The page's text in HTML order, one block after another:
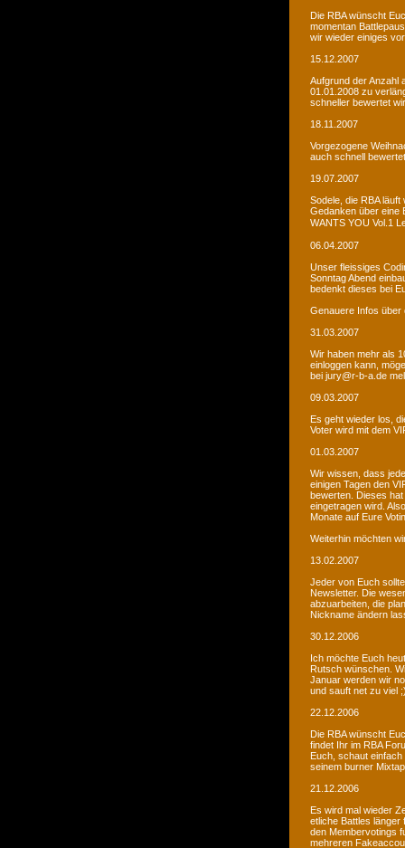
Die RBA wünscht
momentan
wir wieder einiges
15.12.2007
Aufgrund der Anzahl
01.01.2008 zu
schneller bewertet
18.11.2007
Vorgezogene
auch schnell
19.07.2007
Sodele, die RBA
Gedanken über eine
WANTS YOU Vol.1
06.04.2007
Unser fleissiges
Sonntag Abend
bedenkt dieses bei
Genauere Infos über
31.03.2007
Wir haben mehr als
einloggen kann,
bei jury@r-b-a.de
09.03.2007
Es geht wieder los,
Voter wird mit dem
01.03.2007
Wir wissen, dass
einigen Tagen den
bewerten. Dieses
eingetragen wird.
Monate auf Eure
Weiterhin möchten
13.02.2007
Jeder von Euch
Newsletter. Die
abzuarbeiten, die
Nickname ändern
30.12.2006
Ich möchte Euch
Rutsch wünschen.
Januar werden wir
und sauft net zu viel
22.12.2006
Die RBA wünscht
findet Ihr im RBA
Euch, schaut einfach
seinem burner
21.12.2006
Es wird mal wieder
etliche Battles länger
den Membervotings
mehreren